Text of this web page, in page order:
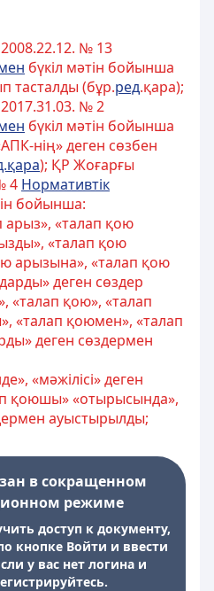
№ 13
бүкіл мәтін бойынша
тасталды (бұр.ред.қара);
№ 2
бүкіл мәтін бойынша
нің» деген сөзбен
); ҚР Жоғарғы
4 Нормативтік
бойынша:
арыз», «талап қою
«талап қою
арызына», «талап қою
деген сөздер
«талап қою», «талап
«талап қоюмен», «талап
деген сөздермен
«мәжілісі» деген
қоюшы» «отырысында»,
ауыстырылды;
в сокращенном
режиме
доступ к документу,
кнопке Войти и ввести
у вас нет логина и